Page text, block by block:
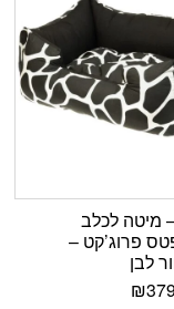
מיטה לכלב
פרוג’קט –
לבן
₪379